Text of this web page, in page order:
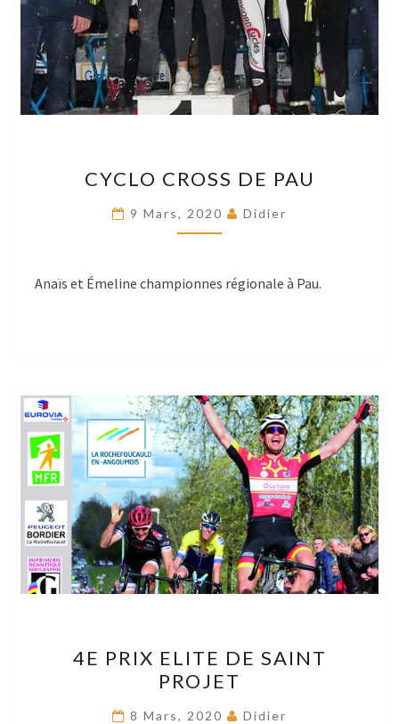
CROSS
DE
PAU
CYCLO CROSS DE PAU
9 Mars, 2020 Didier
Anaïs et Émeline championnes régionale à Pau.
PRIX
ELITE
DE
4E PRIX ELITE DE SAINT
PROJET
8 Mars, 2020 Didier